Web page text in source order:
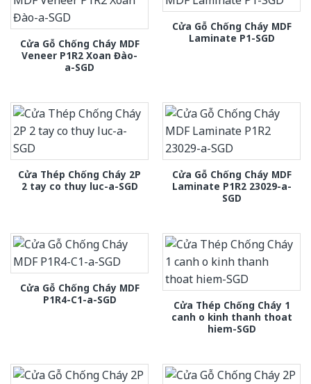
Cửa Gỗ Chống Cháy MDF
Veneer P1R2 Xoan Đào-
a-SGD
Cửa Gỗ Chống Cháy MDF
Laminate P1-SGD
Cửa Thép Chống Cháy 2P
2 tay co thuy luc-a-SGD
Cửa Gỗ Chống Cháy MDF
Laminate P1R2 23029-a-
SGD
Cửa Gỗ Chống Cháy MDF
P1R4-C1-a-SGD
Cửa Thép Chống Cháy 1
canh o kinh thanh thoat
hiem-SGD